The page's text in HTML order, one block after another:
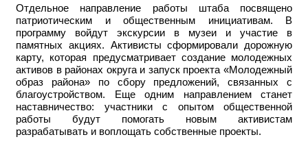
Отдельное направление работы штаба посвящено
патриотическим и общественным инициативам. В
программу войдут экскурсии в музеи и участие в
памятных акциях. Активисты сформировали дорожную
карту, которая предусматривает создание молодежных
активов в районах округа и запуск проекта «Молодежный
образ района» по сбору предложений, связанных с
благоустройством. Еще одним направлением станет
наставничество: участники с опытом общественной
работы будут помогать новым активистам
разрабатывать и воплощать собственные проекты.